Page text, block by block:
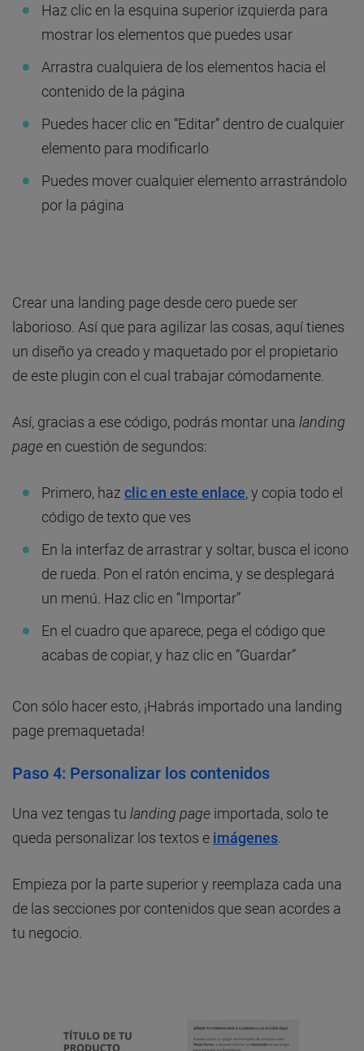
Haz clic en la esquina superior izquierda para
mostrar los elementos que puedes usar
Arrastra cualquiera de los elementos hacia el
contenido de la página
Puedes hacer clic en “Editar” dentro de cualquier
elemento para modificarlo
Puedes mover cualquier elemento arrastrándolo
por la página
Crear una landing page desde cero puede ser
laborioso. Así que para agilizar las cosas, aquí tienes
un diseño ya creado y maquetado por el propietario
de este plugin con el cual trabajar cómodamente.
Así, gracias a ese código, podrás montar una landing
page en cuestión de segundos:
Primero, haz clic en este enlace, y copia todo el
código de texto que ves
En la interfaz de arrastrar y soltar, busca el icono
de rueda. Pon el ratón encima, y se desplegará
un menú. Haz clic en “Importar”
En el cuadro que aparece, pega el código que
acabas de copiar, y haz clic en “Guardar”
Con sólo hacer esto, ¡Habrás importado una landing
page premaquetada!
Paso 4: Personalizar los contenidos
Una vez tengas tu landing page importada, solo te
queda personalizar los textos e imágenes
Empieza por la parte superior y reemplaza cada una
de las secciones por contenidos que sean acordes a
tu negocio.